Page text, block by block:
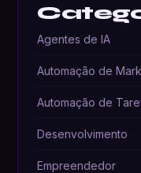
Agentes de IA
Automação de
Automação de
Desenvolvimento
Empreendedor